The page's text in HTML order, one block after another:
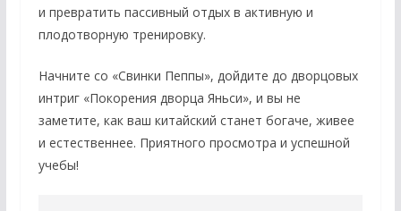
и превратить пассивный отдых в активную и
плодотворную тренировку.
Начните со «Свинки Пеппы», дойдите до дворцовых
интриг «Покорения дворца Яньси», и вы не
заметите, как ваш китайский станет богаче, живее
и естественнее. Приятного просмотра и успешной
учебы!